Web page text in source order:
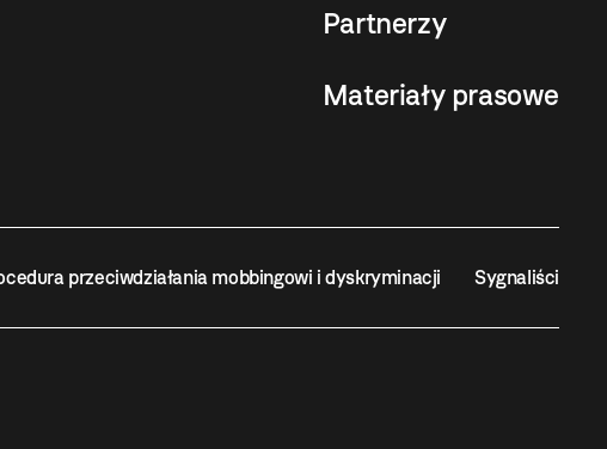
Partnerzy
Materiały prasowe
przeciwdziałania mobbingowi i dyskryminacji Sygnaliści